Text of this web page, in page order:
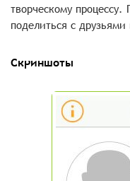
творческому
поделиться с
Скриншоты